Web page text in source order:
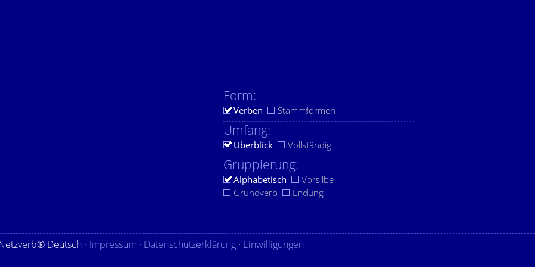
Form:
Verben Stammformen
Umfang:
Überblick Vollständig
Gruppierung:
Alphabetisch
Vorsilbe
Grundverb
Endung
Deutsch · Impressum · Datenschutzerklärung· Einwilligungen